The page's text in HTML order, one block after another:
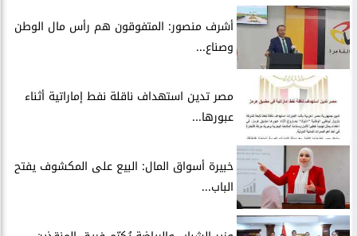
أشرف منصور: المتفوقون هم رأس مال الوطن
وصناع...
مصر تدين استهداف ناقلة نفط إماراتية أثناء
عبورها...
خبيرة أسواق المال: البيع على المكشوف يفتح
الباب...